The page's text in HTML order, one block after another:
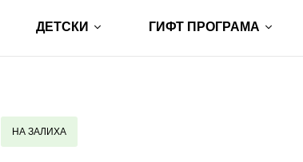
ДЕТСКИ ГИФТ ПРОГРАМА
НА ЗАЛИХА